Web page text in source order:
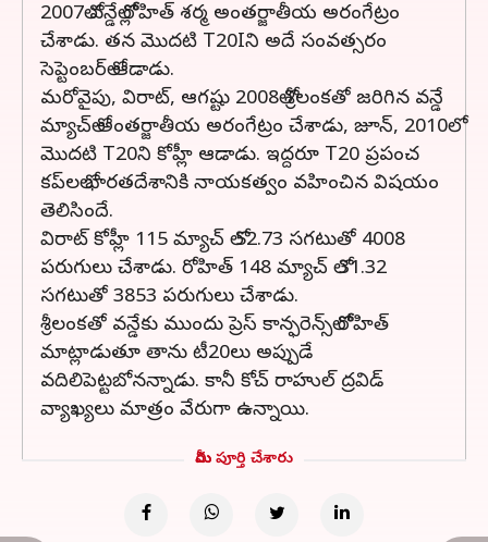
2007లో వన్డేల్లో రోహిత్ శర్మ అంతర్జాతీయ అరంగేట్రం
చేశాడు. తన మొదటి T20Iని అదే సంవత్సరం
సెప్టెంబర్‌లో ఆడాడు.
మరోవైపు, విరాట్, ఆగష్టు 2008లో శ్రీలంకతో జరిగిన వన్డే
మ్యాచ్‌లో అంతర్జాతీయ అరంగేట్రం చేశాడు, జూన్, 2010లో
మొదటి T20ని కోహ్లీ ఆడాడు. ఇద్దరూ T20 ప్రపంచ
కప్‌లలో భారతదేశానికి నాయకత్వం వహించిన విషయం
తెలిసిందే.
విరాట్ కోహ్లీ 115 మ్యాచ్ లో 52.73 సగటుతో 4008
పరుగులు చేశాడు. రోహిత్ 148 మ్యాచ్ లో 31.32
సగటుతో 3853 పరుగులు చేశాడు.
శ్రీలంకతో వన్డేకు ముందు ప్రెస్ కాన్ఫరెన్స్‌లో రోహిత్
మాట్లాడుతూ తాను టీ20లు అప్పుడే
వదిలిపెట్టబోనన్నాడు. కానీ కోచ్ రాహుల్ ద్రవిడ్
వ్యాఖ్యలు మాత్రం వేరుగా ఉన్నాయి.
మీరు పూర్తి చేశారు